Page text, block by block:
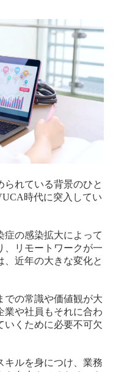
られている背景のひと
時代に突入してい
症の感染拡大によって
、リモートワークが一
近年の大きな変化と
での常識や価値観が大
業や社員もそれに合わ
いくために必要不可欠
キルを身につけ、業務